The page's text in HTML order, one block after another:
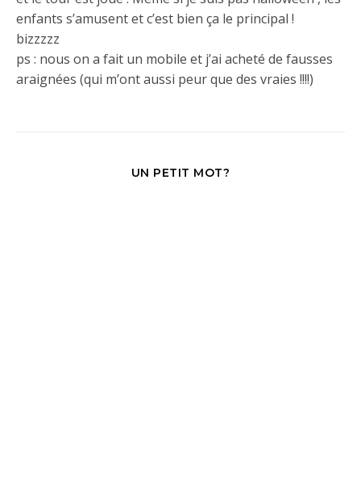
enfants s’amusent et c’est bien ça le principal !
bizzzzz
ps : nous on a fait un mobile et j’ai acheté de fausses
araignées (qui m’ont aussi peur que des vraies !!!!)
UN PETIT MOT?